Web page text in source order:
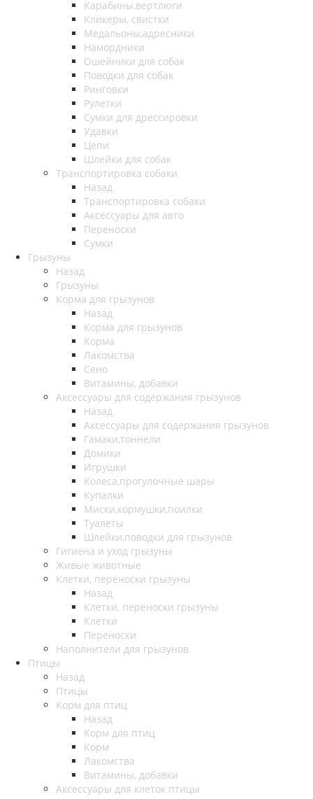
Карабины,вертлюги
Кликеры, свистки
Медальоны,адресники
Намордники
Ошейники для собак
Поводки для собак
Ринговки
Рулетки
Сумки для дрессировки
Удавки
Цепи
Шлейки для собак
Транспортировка собаки
Назад
Транспортировка собаки
Аксессуары для авто
Переноски
Сумки
Грызуны
Назад
Грызуны
Корма для грызунов
Назад
Корма для грызунов
Корма
Лакомства
Сено
Витамины, добавки
Аксессуары для содержания грызунов
Назад
Аксессуары для содержания грызунов
Гамаки,тоннели
Домики
Игрушки
Колеса,прогулочные шары
Купалки
Миски,кормушки,поилки
Туалеты
Шлейки,поводки для грызунов
Гигиена и уход грызуны
Живые животные
Клетки, переноски грызуны
Назад
Клетки, переноски грызуны
Клетки
Переноски
Наполнители для грызунов
Птицы
Назад
Птицы
Корм для птиц
Назад
Корм для птиц
Корм
Лакомства
Витамины, добавки
Аксессуары для клеток птицы